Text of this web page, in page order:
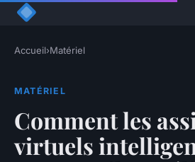
Accueil›Matériel
MATÉRIEL
Comment les
virtuels